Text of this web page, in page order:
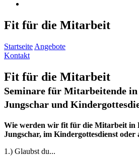
Fit für die Mitarbeit
Startseite Angebote
Kontakt
Fit für die Mitarbeit
Seminare für Mitarbeitende
Jungschar und
Wie werden wir fit für die Mitarbeit in
Jungschar, im Kindergottesdienst oder
1.) Glaubst du...